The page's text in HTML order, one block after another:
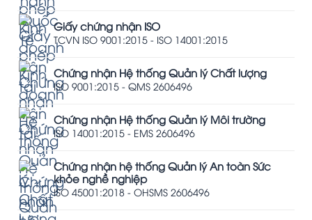
Giấy chứng nhận ISO
TCVN ISO 9001:2015 - ISO 14001:2015
Chứng nhận Hệ thống Quản lý Chất lượng
ISO 9001:2015 - QMS 2606496
Chứng nhận Hệ thống Quản lý Môi trường
ISO 14001:2015 - EMS 2606496
Chứng nhận hệ thống Quản lý An toàn Sức
khỏe nghề nghiệp
ISO 45001:2018 - OHSMS 2606496